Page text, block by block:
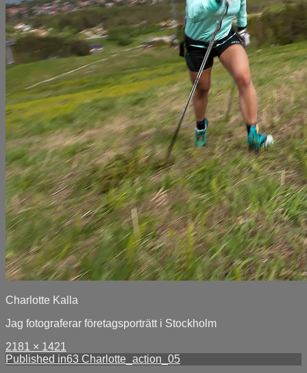
Charlotte Kalla
Jag fotograferar företagsporträtt i Stockholm
Posted
on
Full
size
2181 × 1421
Inläggsnavigering
Published in63 Charlotte_action_05